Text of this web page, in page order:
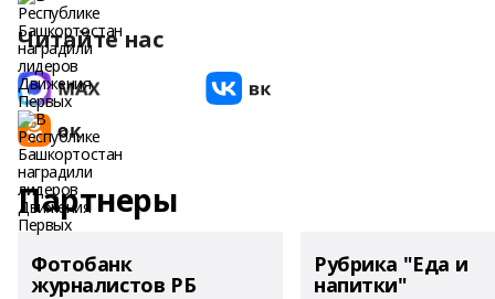
Читайте нас
Партнеры
Фотобанк
журналистов РБ
Рубрика "Еда и
напитки"